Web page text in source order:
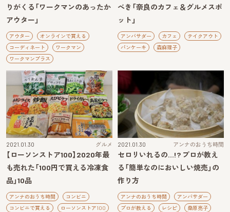
りがくる「ワークマンのあったか
アウター」
アウター
オンラインで買える
コーディネート
ワークマン
ワークマンプラス
べき「奈良のカフェ＆グルメスポ
ット」
アンバサダー カフェ
テイクアウト
パンケーキ
森麻理子
2021.01.30 グルメ
【ローソンストア100】2020年最
も売れた「100円で買える冷凍食
品」10品
アンナのおうち時間
コンビニ
コンビニで買える
ローソンストア100
2021.01.30 アンナのおうち時間
セロリいれるの…!? プロが教え
る「簡単なのにおいしい焼売」の
作り方
アンナのおうち時間
アンバサダー
プロが教える
レシピ 桑原亮子